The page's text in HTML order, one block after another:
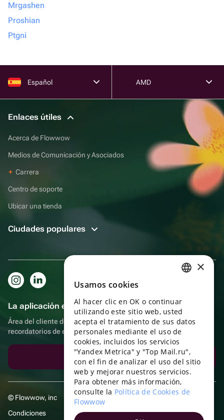
Mrgashen
Proshian
Ptgni
Español AMD
Enlaces útiles
Acerca de Flowwow
Medios de Comunicación y Asociados
Carrera
Centro de soporte
Ubicar una tienda
Ciudades populares
La aplicación es aún más práctica.
Área del cliente del destinatario, más bonos por compras y
recordatorios de eventos
Descargar la aplicación
© Flowwow, inc
Condiciones
ENGLISH
UKRAINIAN
PORTUGUESE
SPANISH
HUNGARIAN
ITALIAN
×
Usamos cookies
Al hacer clic en OK o continuar
utilizando este sitio web, usted
acepta el tratamiento de sus datos
personales mediante el uso de
cookies, incluidos los servicios
"Yandex Metrica" y "Top Mail.ru",
con el fin de analizar el uso del sitio
web y mejorar nuestros servicios.
Para obtener más información,
consulte la Política de Cookies de
Flowwow